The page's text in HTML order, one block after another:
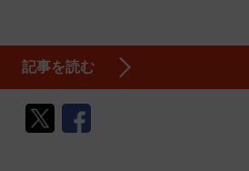
記事を読む